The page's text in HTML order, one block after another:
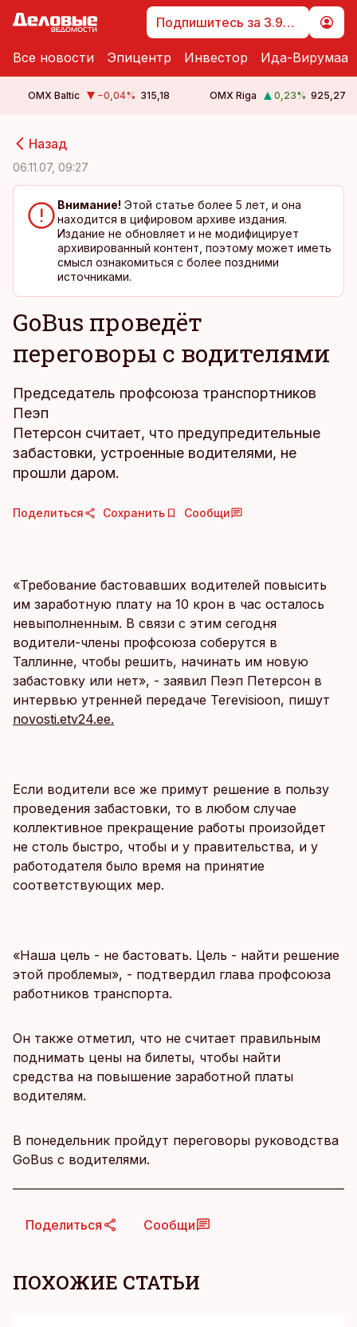
Подпишитесь за 3.99 €
Все новости Эпицентр Инвестор Ида-Вирумаа
OMX Baltic −0,04% 315,18 OMX Riga 0,23% 925,27
Назад
06.11.07, 09:27
Внимание! Этой статье более 5 лет, и она
находится в цифировом архиве издания.
Издание не обновляет и не модифицирует
архивированный контент, поэтому может иметь
смысл ознакомиться с более поздними
источниками.
GoBus проведёт
переговоры с водителями
Председатель профсоюза транспортников
Пеэп
Петерсон считает, что предупредительные
забастовки, устроенные водителями, не
прошли даром.
Поделиться Сохранить Сообщи
«Требование бастовавших водителей повысить
им заработную плату на 10 крон в час осталось
невыполненным. В связи с этим сегодня
водители-члены профсоюза соберутся в
Таллинне, чтобы решить, начинать им новую
забастовку или нет», - заявил Пеэп Петерсон в
интервью утренней передаче Terevisioon, пишут
novosti.etv24.ee.
Если водители все же примут решение в пользу
проведения забастовки, то в любом случае
коллективное прекращение работы произойдет
не столь быстро, чтобы и у правительства, и у
работодателя было время на принятие
соответствующих мер.
«Наша цель - не бастовать. Цель - найти решение
этой проблемы», - подтвердил глава профсоюза
работников транспорта.
Он также отметил, что не считает правильным
поднимать цены на билеты, чтобы найти
средства на повышение заработной платы
водителям.
В понедельник пройдут переговоры руководства
GoBus c водителями.
Поделиться Сообщи
ПОХОЖИЕ СТАТЬИ